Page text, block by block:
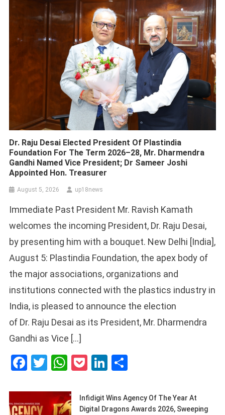
Dr. Raju Desai Elected President Of Plastindia
Foundation For The Term 2026–28, Mr. Dharmendra
Gandhi Named Vice President; Dr Sameer Joshi
Appointed Hon. Treasurer
August 5, 2026 up18news
Immediate Past President Mr. Ravish Kamath
welcomes the incoming President, Dr. Raju Desai,
by presenting him with a bouquet. New Delhi [India],
August 5: Plastindia Foundation, the apex body of
the major associations, organizations and
institutions connected with the plastics industry in
India, is pleased to announce the election
of Dr. Raju Desai as its President, Mr. Dharmendra
Gandhi as Vice […]
Facebook
Twitter
WhatsApp
PocketLinkedIn
Infidigit Wins Agency Of The Year At
Digital Dragons Awards 2026, Sweeping